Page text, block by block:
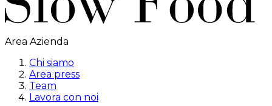
Area Azienda
Chi siamo
Area press
Team
Lavora con noi